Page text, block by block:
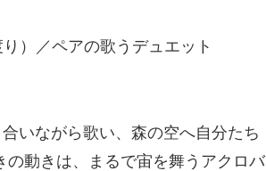
）／ペアの歌うデュエット
いながら歌い、森の空へ自分たち
動きは、まるで宙を舞うアクロバ